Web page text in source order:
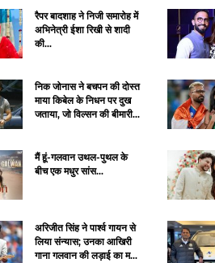
रैपर बादशाह ने निजी समारोह में
अभिनेत्री ईशा रिखी से शादी
की...
निक जोनास ने बचपन की दोस्त
माया किबेल के निधन पर दुख
जताया, जो विल्सन की बीमारी...
मैं हूं-गलवान उथल-पुथल के
बीच एक मधुर सांस...
अरिजीत सिंह ने पार्श्व गायन से
लिया संन्यास; उनका आखिरी
गाना गलवान की लड़ाई का म...